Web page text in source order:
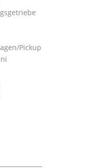
Pickup